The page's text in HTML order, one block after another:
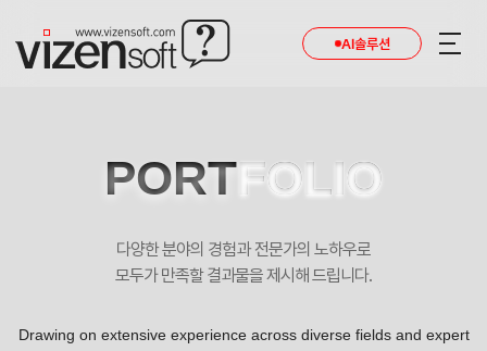
AI솔루션
PORTFOLIO
다양한 분야의 경험과 전문가의 노하우로
모두가 만족할 결과물을 제시해 드립니다.
Drawing on extensive experience across diverse fields and expert